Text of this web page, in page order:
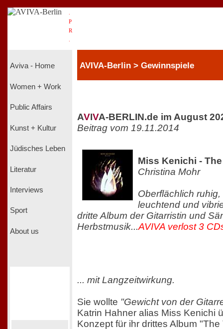
P
R
Aviva - Home
Women + Work
Public Affairs
Kunst + Kultur
Jüdisches Leben
Literatur
Interviews
Sport
About us
AVIVA-Berlin > Gewinnspiele
AVIVA-BERLIN.de im August
Beitrag vom 19.11.2014
Miss Kenichi -
Christina Mohr
Oberflächlich
leuchtend und
dritte Album der Gitarristin und
Herbstmusik...AVIVA verlost 3
... mit Langzeitwirkung.
Sie wollte "Gewicht von der
Katrin Hahner alias Miss Kenichi
Konzept für ihr drittes Album